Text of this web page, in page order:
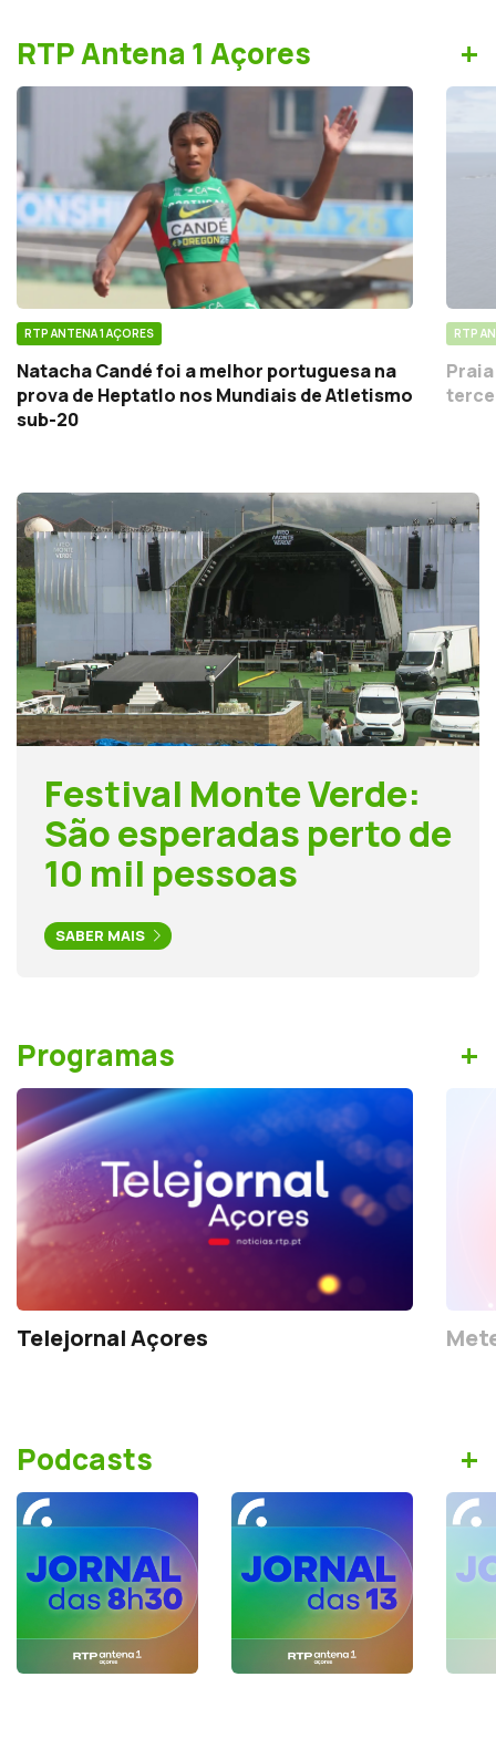
RTP Antena 1 Açores +
RTP ANTENA 1 AÇORES
Natacha Candé foi a melhor portuguesa na
prova de Heptatlo nos Mundiais de Atletismo
sub-20
RTP
Festival Monte Verde:
São esperadas perto de
10 mil pessoas
SABER MAIS
Programas +
Telejornal Açores
Podcasts +